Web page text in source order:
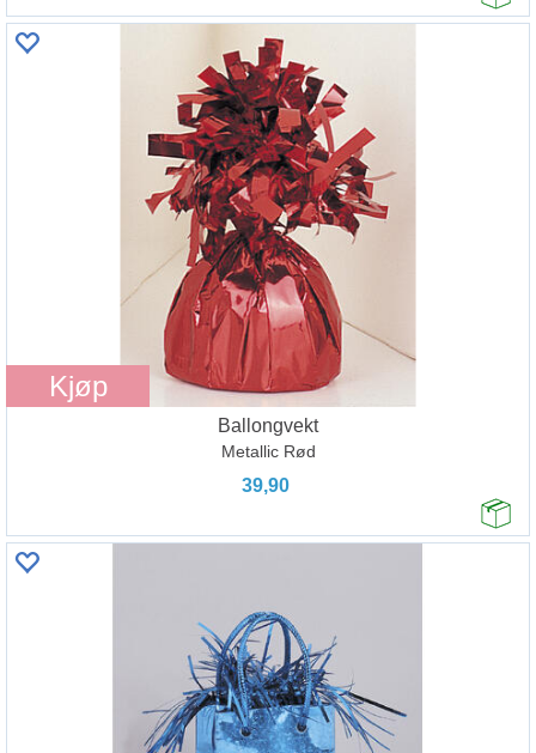
Kjøp
Ballongvekt
Metallic Rød
39,90